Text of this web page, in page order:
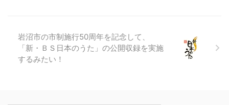
岩沼市の市制施行50周年を記念して、
「新・ＢＳ日本のうた」の公開収録を実施
するみたい！